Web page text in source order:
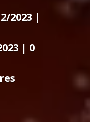
2023 |
| 0